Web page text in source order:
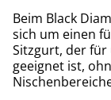
Beim Black
sich um einen
Sitzgurt, der für
geeignet ist,